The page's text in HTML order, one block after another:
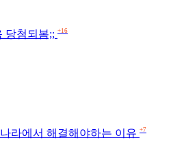
당첨되봄;; +16
라에서 해결해야하는 이유 +7